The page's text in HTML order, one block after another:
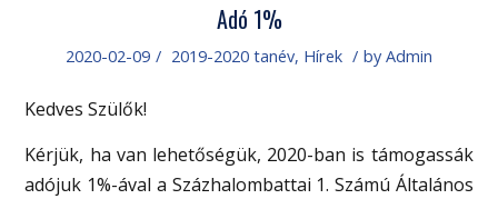
Adó 1%
2020-02-09 / 2019-2020 tanév, Hírek / by Admin
Kedves Szülők!
Kérjük, ha van lehetőségük, 2020-ban is támogassák
adójuk 1%-ával a Százhalombattai 1. Számú Általános